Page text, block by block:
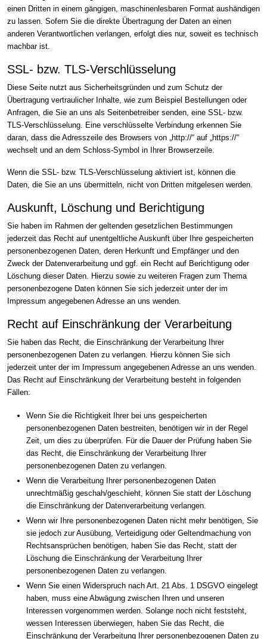
einen Dritten in einem gängigen, maschinenlesbaren Format aushändigen
zu lassen. Sofern Sie die direkte Übertragung der Daten an einen
anderen Verantwortlichen verlangen, erfolgt dies nur, soweit es technisch
machbar ist.
SSL- bzw. TLS-Verschlüsselung
Diese Seite nutzt aus Sicherheitsgründen und zum Schutz der
Übertragung vertraulicher Inhalte, wie zum Beispiel Bestellungen oder
Anfragen, die Sie an uns als Seitenbetreiber senden, eine SSL- bzw.
TLS-Verschlüsselung. Eine verschlüsselte Verbindung erkennen Sie
daran, dass die Adresszeile des Browsers von „http://“ auf „https://“
wechselt und an dem Schloss-Symbol in Ihrer Browserzeile.
Wenn die SSL- bzw. TLS-Verschlüsselung aktiviert ist, können die
Daten, die Sie an uns übermitteln, nicht von Dritten mitgelesen werden.
Auskunft, Löschung und Berichtigung
Sie haben im Rahmen der geltenden gesetzlichen Bestimmungen
jederzeit das Recht auf unentgeltliche Auskunft über Ihre gespeicherten
personenbezogenen Daten, deren Herkunft und Empfänger und den
Zweck der Datenverarbeitung und ggf. ein Recht auf Berichtigung oder
Löschung dieser Daten. Hierzu sowie zu weiteren Fragen zum Thema
personenbezogene Daten können Sie sich jederzeit unter der im
Impressum angegebenen Adresse an uns wenden.
Recht auf Einschränkung der Verarbeitung
Sie haben das Recht, die Einschränkung der Verarbeitung Ihrer
personenbezogenen Daten zu verlangen. Hierzu können Sie sich
jederzeit unter der im Impressum angegebenen Adresse an uns wenden.
Das Recht auf Einschränkung der Verarbeitung besteht in folgenden
Fällen:
Wenn Sie die Richtigkeit Ihrer bei uns gespeicherten
personenbezogenen Daten bestreiten, benötigen wir in der Regel
Zeit, um dies zu überprüfen. Für die Dauer der Prüfung haben Sie
das Recht, die Einschränkung der Verarbeitung Ihrer
personenbezogenen Daten zu verlangen.
Wenn die Verarbeitung Ihrer personenbezogenen Daten
unrechtmäßig geschah/geschieht, können Sie statt der Löschung
die Einschränkung der Datenverarbeitung verlangen.
Wenn wir Ihre personenbezogenen Daten nicht mehr benötigen, Sie
sie jedoch zur Ausübung, Verteidigung oder Geltendmachung von
Rechtsansprüchen benötigen, haben Sie das Recht, statt der
Löschung die Einschränkung der Verarbeitung Ihrer
personenbezogenen Daten zu verlangen.
Wenn Sie einen Widerspruch nach Art. 21 Abs. 1 DSGVO eingelegt
haben, muss eine Abwägung zwischen Ihren und unseren
Interessen vorgenommen werden. Solange noch nicht feststeht,
wessen Interessen überwiegen, haben Sie das Recht, die
Einschränkung der Verarbeitung Ihrer personenbezogenen Daten zu